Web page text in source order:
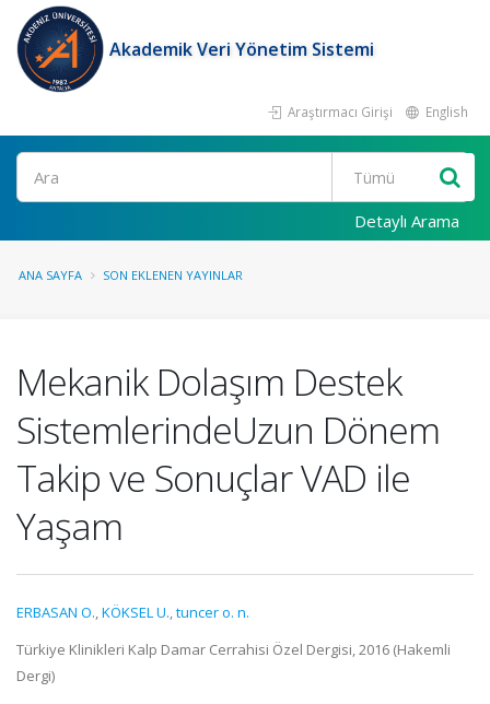
Akademik Veri Yönetim Sistemi
Araştırmacı Girişi English
Ara
Detaylı Arama
ANA SAYFA SON EKLENEN YAYINLAR
Mekanik Dolaşım Destek
SistemlerindeUzun Dönem
Takip ve Sonuçlar VAD ile
Yaşam
ERBASAN O.,KÖKSEL U.,tuncer o. n.
Türkiye Klinikleri Kalp Damar Cerrahisi Özel Dergisi, 2016 (Hakemli
Dergi)